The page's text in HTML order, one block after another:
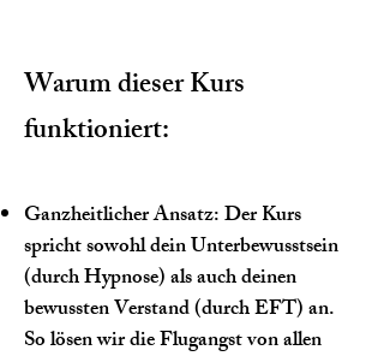
Warum dieser Kurs
funktioniert:
Ganzheitlicher Ansatz: Der Kurs
spricht sowohl dein Unterbewusstsein
(durch Hypnose) als auch deinen
bewussten Verstand (durch EFT) an.
So lösen wir die Flugangst von allen